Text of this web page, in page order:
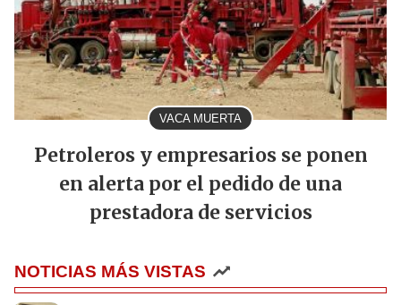
VACA MUERTA
Petroleros y empresarios se ponen
en alerta por el pedido de una
prestadora de servicios
NOTICIAS MÁS VISTAS